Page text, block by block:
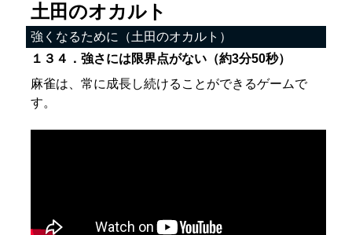
土田のオカルト
強くなるために（土田のオカルト）
１３４．強さには限界点がない（約3分50秒）
麻雀は、常に成長し続けることができるゲームで
す。